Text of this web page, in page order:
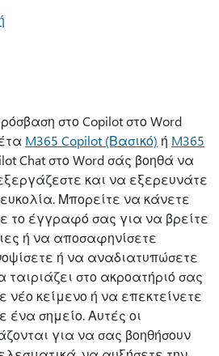
στο Copilot στο Word
M365 Copilot (Βασικό) ή M365
Chat στο Word σάς βοηθά να
και να εξερευνάτε
Μπορείτε να κάνετε
το έγγραφό σας για να βρείτε
ή να αποσαφηνίσετε
ή να αναδιατυπώσετε
στο ακροατήριό σας
νέο κείμενο ή να επεκτείνετε
ένα σημείο. Αυτές οι
για να σας βοηθήσουν